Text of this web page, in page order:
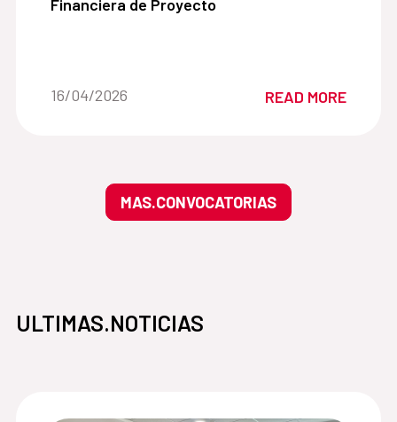
Financiera de Proyecto
Date of the news::
16/04/2026 READ MORE
MAS.CONVOCATORIAS
ULTIMAS.NOTICIAS